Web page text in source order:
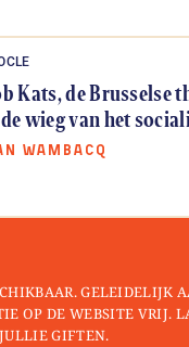
Kats, de Brusselse
wieg van het
WAMBACQ
GELEIDELIJK
OP DE WEBSITE VRIJ.
GIFTEN.